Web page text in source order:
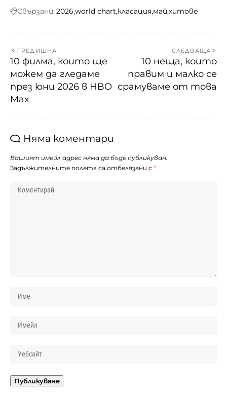
Свързани: 2026 world chart класация май хитове
ПРЕДИШНА
10 филма, които ще
можем да гледаме
през юни 2026 в HBO
Max
СЛЕДВАЩА
10 неща, които
правим и малко се
срамуваме от това
Няма коментари
Вашият имейл адрес няма да бъде публикуван.
Задължителните полета са отбелязани с *